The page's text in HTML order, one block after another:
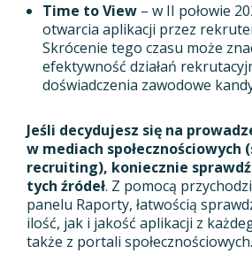
Time to View– w II połowie
otwarcia aplikacji przez
Skrócenie tego czasu może
efektywność działań
doświadczenia zawodowe
Jeśli decydujesz się na
w mediach społecznościowych
recruiting), koniecznie
tych źródeł. Z pomocą
panelu Raporty, łatwością
ilość, jak i jakość aplikacji z
także z portali społecznościowych.